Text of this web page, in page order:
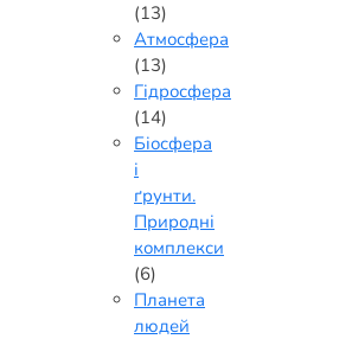
(13)
Атмосфера
(13)
Гідросфера
(14)
Біосфера
і
ґрунти.
Природні
комплекси
(6)
Планета
людей